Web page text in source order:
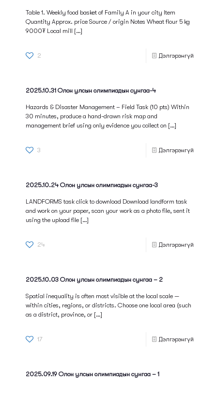
Table 1. Weekly food basket of Family A in your city Item
Quantity Approx. price Source / origin Notes Wheat flour 5 kg
9000₮ Local mill […]
2 Дэлгэрэнгүй
2025.10.31 Олон улсын олимпиадын сунгаа-4
Hazards & Disaster Management – Field Task (10 pts) Within
30 minutes, produce a hand-drawn risk map and
management brief using only evidence you collect on […]
3 Дэлгэрэнгүй
2025.10.24 Олон улсын олимпиадын сунгаа-3
LANDFORMS task click to download Download landform task
and work on your paper, scan your work as a photo file, sent it
using the upload file […]
24 Дэлгэрэнгүй
2025.10.03 Олон улсын олимпиадын сунгаа – 2
Spatial inequality is often most visible at the local scale —
within cities, regions, or districts. Choose one local area (such
as a district, province, or […]
17 Дэлгэрэнгүй
2025.09.19 Олон улсын олимпиадын сунгаа – 1